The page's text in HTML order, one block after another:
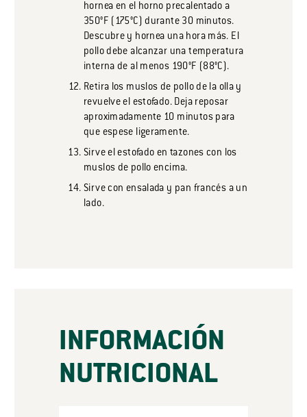
hornea en el horno precalentado a
350°F (175°C) durante 30 minutos.
Descubre y hornea una hora más. El
pollo debe alcanzar una temperatura
interna de al menos 190°F (88°C).
Retira los muslos de pollo de la olla y
revuelve el estofado. Deja reposar
aproximadamente 10 minutos para
que espese ligeramente.
Sirve el estofado en tazones con los
muslos de pollo encima.
Sirve con ensalada y pan francés a un
lado.
INFORMACIÓN
NUTRICIONAL